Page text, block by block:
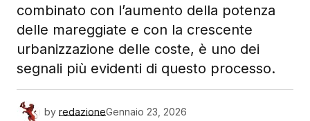
combinato con l’aumento della potenza
delle mareggiate e con la crescente
urbanizzazione delle coste, è uno dei
segnali più evidenti di questo processo.
by redazioneGennaio 23, 2026